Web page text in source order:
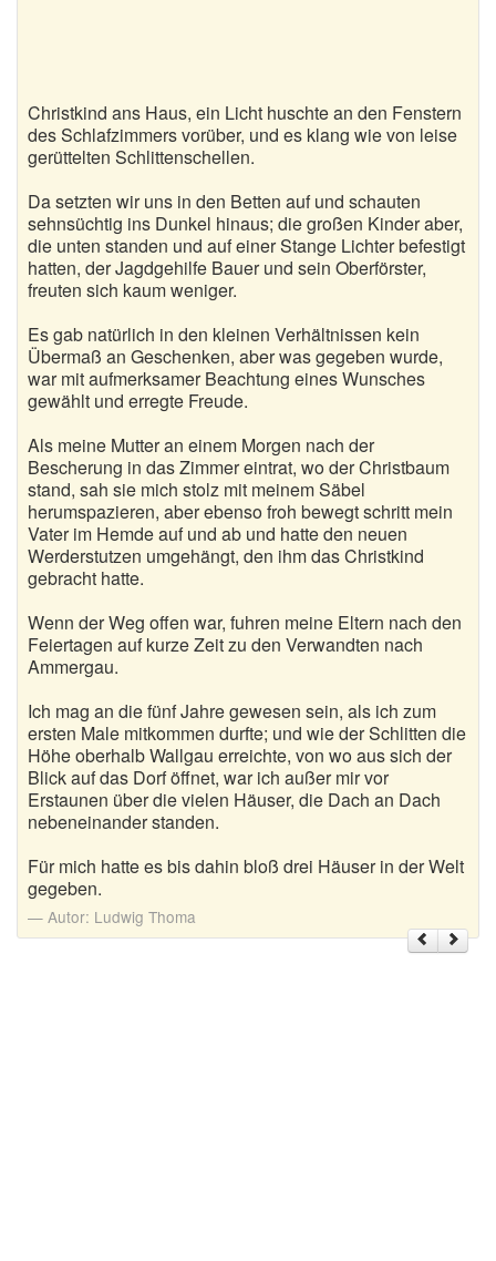
Christkind ans Haus, ein Licht huschte an den Fenstern
des Schlafzimmers vorüber, und es klang wie von leise
gerüttelten Schlittenschellen.
Da setzten wir uns in den Betten auf und schauten
sehnsüchtig ins Dunkel hinaus; die großen Kinder aber,
die unten standen und auf einer Stange Lichter befestigt
hatten, der Jagdgehilfe Bauer und sein Oberförster,
freuten sich kaum weniger.
Es gab natürlich in den kleinen Verhältnissen kein
Übermaß an Geschenken, aber was gegeben wurde,
war mit aufmerksamer Beachtung eines Wunsches
gewählt und erregte Freude.
Als meine Mutter an einem Morgen nach der
Bescherung in das Zimmer eintrat, wo der Christbaum
stand, sah sie mich stolz mit meinem Säbel
herumspazieren, aber ebenso froh bewegt schritt mein
Vater im Hemde auf und ab und hatte den neuen
Werderstutzen umgehängt, den ihm das Christkind
gebracht hatte.
Wenn der Weg offen war, fuhren meine Eltern nach den
Feiertagen auf kurze Zeit zu den Verwandten nach
Ammergau.
Ich mag an die fünf Jahre gewesen sein, als ich zum
ersten Male mitkommen durfte; und wie der Schlitten die
Höhe oberhalb Wallgau erreichte, von wo aus sich der
Blick auf das Dorf öffnet, war ich außer mir vor
Erstaunen über die vielen Häuser, die Dach an Dach
nebeneinander standen.
Für mich hatte es bis dahin bloß drei Häuser in der Welt
gegeben.
Autor: Ludwig Thoma